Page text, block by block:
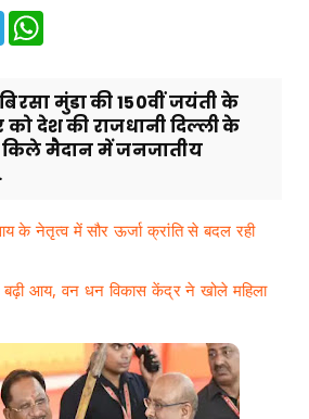
Telegram
मुंडा की 150वीं जयंती के
को देश की राजधानी दिल्ली के
किले मैदान में जनजातीय
के नेतृत्व में सौर ऊर्जा क्रांति से बदल रही
आय, वन धन विकास केंद्र ने खोले महिला